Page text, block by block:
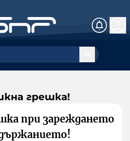
грешка!
при зареждането